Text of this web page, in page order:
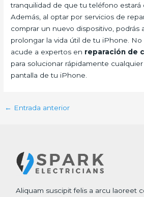
tranquilidad de que tu teléfono estará
Además, al optar por servicios de
comprar un nuevo dispositivo, podrás
prolongar la vida útil de tu iPhone. No
acude a expertos en reparación de
para solucionar rápidamente
pantalla de tu iPhone.
← Entrada anterior
Aliquam suscipit felis a arcu laoreet